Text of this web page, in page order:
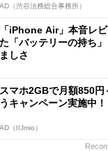
AD（渋谷法務総合事務所）
「iPhone Air」本音レ
た「バッテリーの持ち
ましさ
スマホ2GBで月額850
うキャンペーン実施中！
AD（IIJmio）